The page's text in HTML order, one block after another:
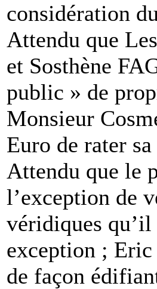
considération
Attendu que
et Sosthène
public » de
Monsieur
Euro de rater
Attendu que le
l’exception de
véridiques
exception ;
de façon